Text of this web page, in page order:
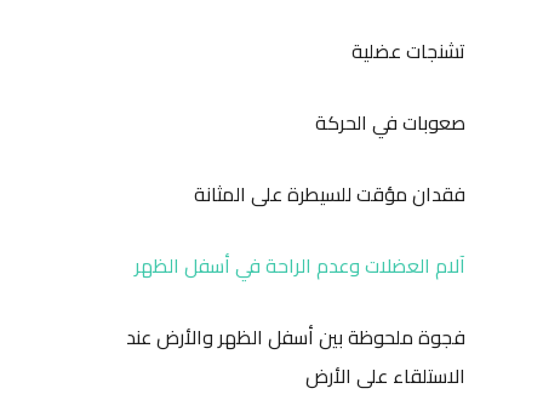
تشنجات عضلية
صعوبات في الحركة
فقدان مؤقت للسيطرة على المثانة
آلام العضلات وعدم الراحة في أسفل الظهر
فجوة ملحوظة بين أسفل الظهر والأرض عند
الاستلقاء على الأرض